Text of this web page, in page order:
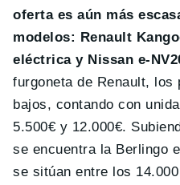
oferta es aún más
modelos: Renault
eléctrica y Nissan e-
furgoneta de Renault, los
bajos, contando con
5.500€ y 12.000€.
se encuentra la Berlingo
se sitúan entre los